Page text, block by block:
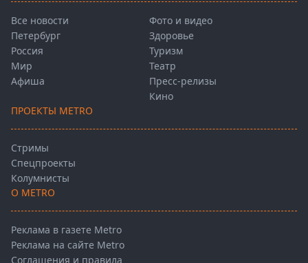
Все новости
Петербург
Россия
Мир
Афиша
Фото и видео
Здоровье
Туризм
Театр
Пресс-релизы
Кино
ПРОЕКТЫ METRO
Стримы
Спецпроекты
Колумнисты
О METRO
Реклама в газете Metro
Реклама на сайте Metro
Соглашения и правила